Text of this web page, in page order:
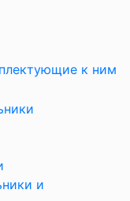
к ним
и